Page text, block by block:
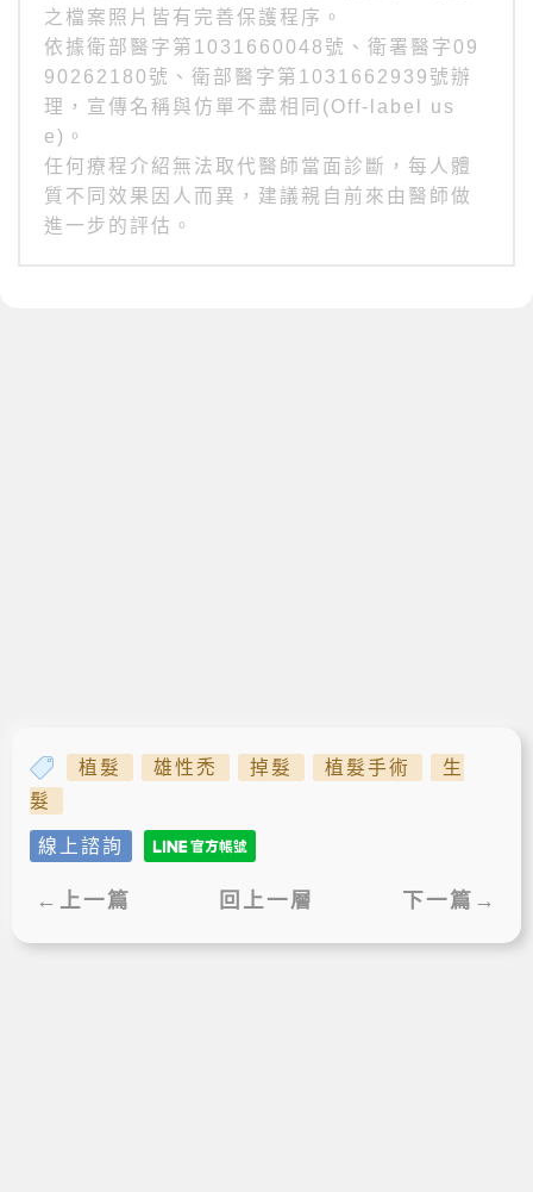
之檔案照片皆有完善保護程序。
依據衛部醫字第1031660048號、衛署醫字09
90262180號、衛部醫字第1031662939號辦
理，宣傳名稱與仿單不盡相同(Off-label us
e)。
任何療程介紹無法取代醫師當面診斷，每人體
質不同效果因人而異，建議親自前來由醫師做
進一步的評估。
植髮 雄性禿 掉髮 植髮手術
生
髮
線上諮詢
←上一篇 回上一層 下一篇→